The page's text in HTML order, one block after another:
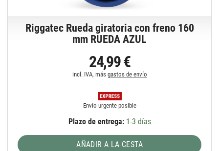
Riggatec Rueda giratoria con freno 160
mm RUEDA AZUL
24,99 €
incl. IVA, más gastos de envío
Envío urgente posible
Plazo de entrega:1-3 días
AÑADIR A LA CESTA